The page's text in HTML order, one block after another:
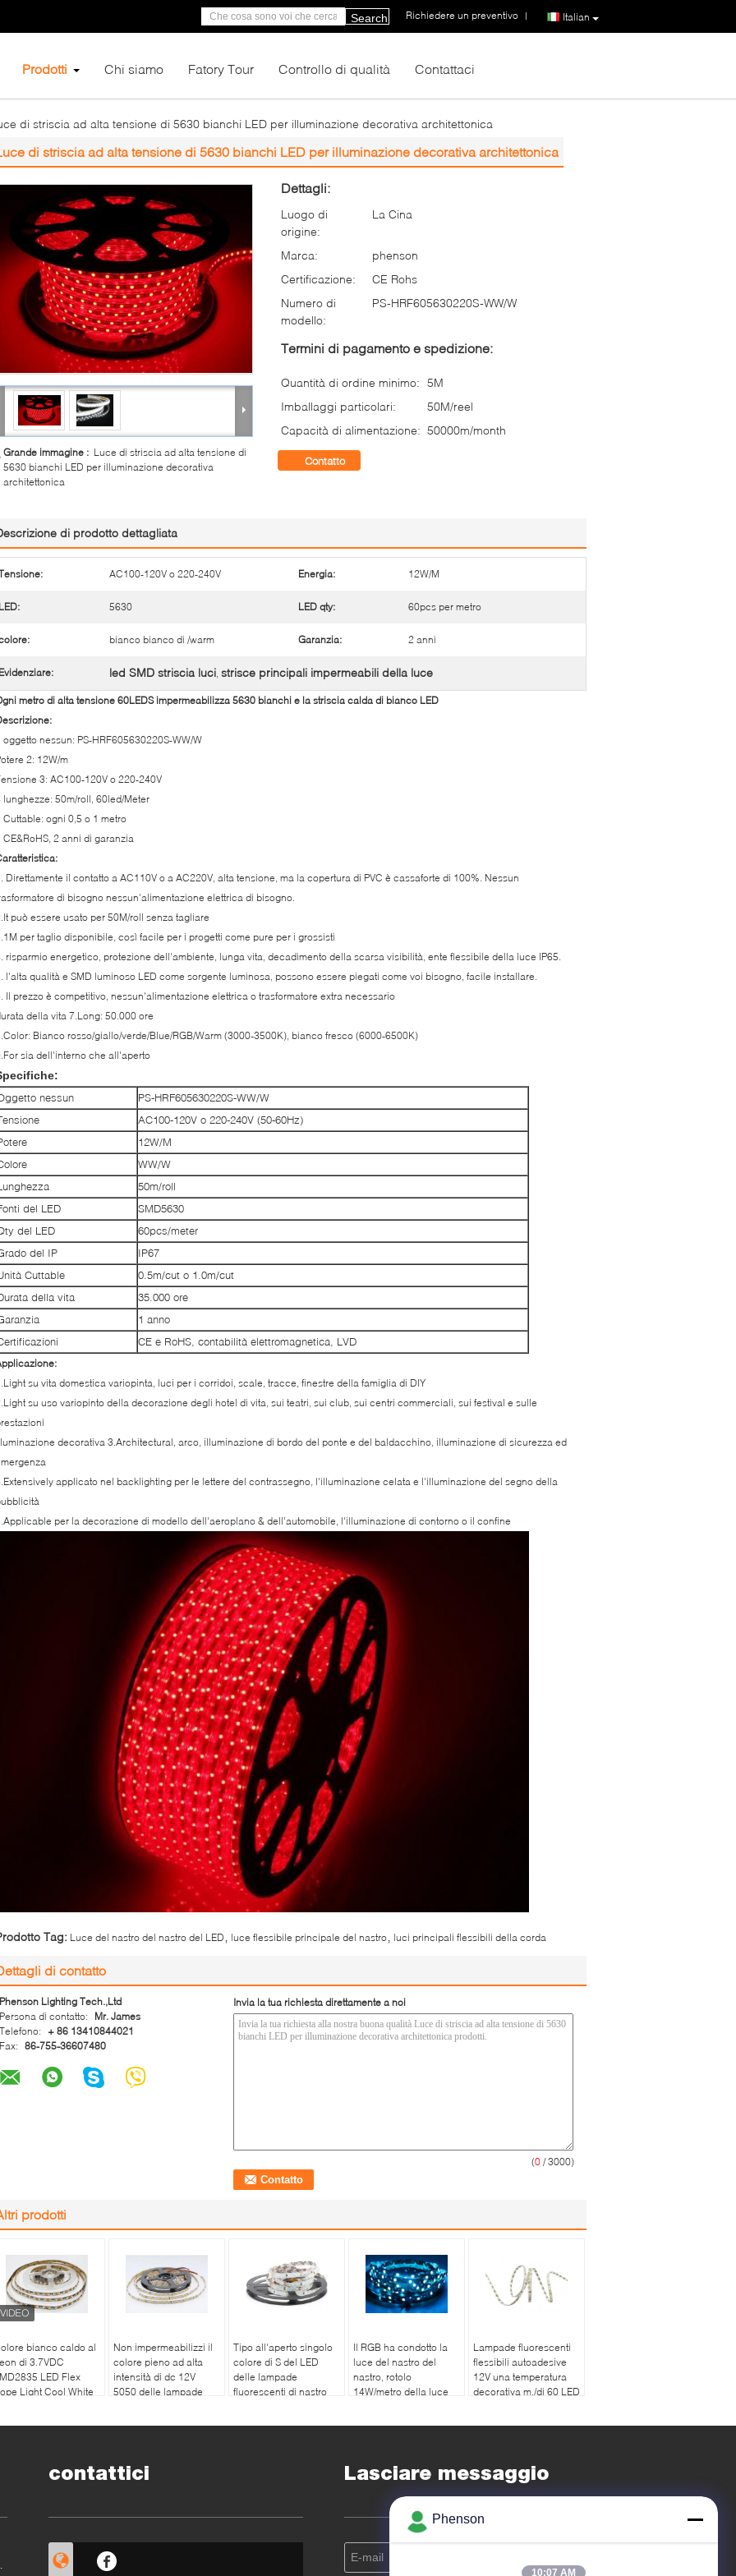
Italian
Richiedere un preventivo |
Search
Prodotti Chi siamo Fatory Tour Controllo di qualità Contattaci
di striscia ad alta tensione di 5630 bianchi LED per illuminazione decorativa architettonica
di striscia ad alta tensione di 5630 bianchi LED per illuminazione decorativa architettonica
Grande immagine : Luce di striscia ad alta tensione di
5630 bianchi LED per illuminazione decorativa
architettonica
Dettagli:
Luogo di
origine:
La Cina
Marca:
phenson
Certificazione:
CE Rohs
Numero di
modello:
PS-HRF605630220S-WW/W
Termini di pagamento e spedizione:
Quantità di ordine minimo: 5M
Imballaggi particolari:
50M/reel
Capacità di alimentazione: 50000m/month
Contatto
di prodotto dettagliata
AC100-120V o 220-240V Energia: 12W/M
LED: 5630 LED qty: 60pcs per metro
bianco bianco di /warm Garanzia: 2 anni
Evidenziare: led SMD striscia luci, strisce principali impermeabili della luce
metro di alta tensione 60LEDS impermeabilizza 5630 bianchi e la striscia calda di bianco LED
oggetto nessun: PS-HRF605630220S-WW/W
2: 12W/m
3: AC100-120V o 220-240V
lunghezze: 50m/roll, 60led/Meter
Cuttable: ogni 0,5 o 1 metro
CE&RoHS, 2 anni di garanzia
Direttamente il contatto a AC110V o a AC220V, alta tensione, ma la copertura di PVC è cassaforte di 100%. Nessun
di bisogno nessun'alimentazione elettrica di bisogno.
può essere usato per 50M/roll senza tagliare
per taglio disponibile, così facile per i progetti come pure per i grossisti
risparmio energetico, protezione dell'ambiente, lunga vita, decadimento della scarsa visibilità, ente flessibile della luce IP65.
l'alta qualità e SMD luminoso LED come sorgente luminosa, possono essere piegati come voi bisogno, facile installare.
Il prezzo è competitivo, nessun'alimentazione elettrica o trasformatore extra necessario
della vita 7.Long: 50.000 ore
Bianco rosso/giallo/verde/Blue/RGB/Warm (3000-3500K), bianco fresco (6000-6500K)
sia dell'interno che all'aperto
nessun
PS-HRF605630220S-WW/W
AC100-120V o 220-240V (50-60Hz)
12W/M
WW/W
50m/roll
del LED
SMD5630
del LED
60pcs/meter
del IP
IP67
Cuttable
0.5m/cut o 1.0m/cut
della vita
35.000 ore
1 anno
CE e RoHS, contabilità elettromagnetica, LVD
su vita domestica variopinta, luci per i corridoi, scale, tracce, finestre della famiglia di DIY
su uso variopinto della decorazione degli hotel di vita, sui teatri, sui club, sui centri commerciali, sui festival e sulle
decorativa 3.Architectural, arco, illuminazione di bordo del ponte e del baldacchino, illuminazione di sicurezza ed
applicato nel backlighting per le lettere del contrassegno, l'illuminazione celata e l'illuminazione del segno della
per la decorazione di modello dell'aeroplano & dell'automobile, l'illuminazione di contorno o il confine
Tag: Luce del nastro del nastro del LED luce flessibile principale del nastro luci principali flessibili della corda
di contatto
Phenson Lighting Tech.,Ltd
Persona di contatto:
Mr. James
Telefono:
+ 86 13410844021
Fax: 86-755-36607480
Invia la tua richiesta direttamente a noi
(0 / 3000)
prodotti
bianco caldo al
di 3.7VDC
LED Flex
Light Cool White
Non impermeabilizzi il
colore pieno ad alta
intensità di dc 12V
5050 delle lampade
Tipo all'aperto singolo
colore di S del LED
delle lampade
fluorescenti di nastro
Il RGB ha condotto la
luce del nastro del
nastro, rotolo
14W/metro della luce
Lampade fluorescenti
flessibili autoadesive
12V una temperatura
decorativa m./di 60 LED
contattici Lasciare messaggio
Phenson
10:07 AM